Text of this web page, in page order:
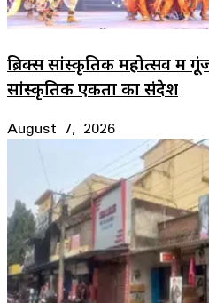
ब्रिक्स सांस्कृतिक महोत्सव में
सांस्कृतिक एकता का संदेश
August 7, 2026